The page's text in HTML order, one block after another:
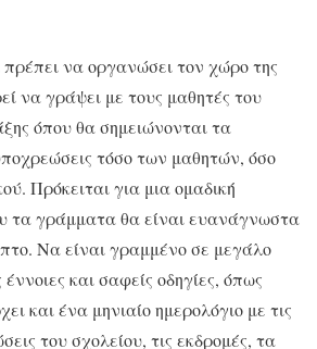
πρέπει να οργανώσει τον χώρο της
να γράψει με τους μαθητές του
όπου θα σημειώνονται τα
τόσο των μαθητών, όσο
Πρόκειται για μια ομαδική
τα γράμματα θα είναι ευανάγνωστα
Να είναι γραμμένο σε μεγάλο
και σαφείς οδηγίες, όπως
και ένα μηνιαίο ημερολόγιο με τις
του σχολείου, τις εκδρομές, τα